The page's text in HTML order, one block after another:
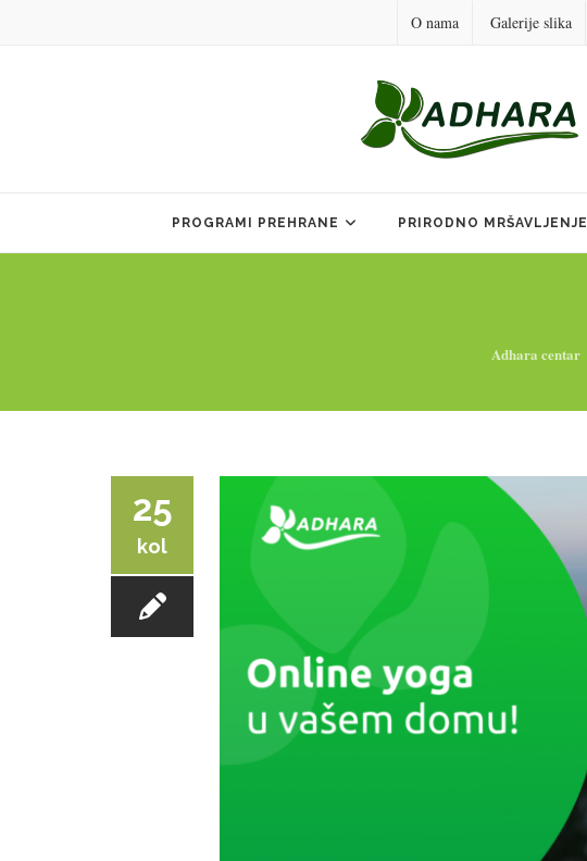
O nama Galerije slika
PROGRAMI PREHRANE PRIRODNO MRŠAVLJENJE
Adhara centar
25
kol